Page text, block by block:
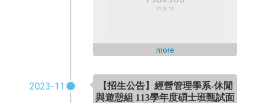
more
2023-11
【招生公告】經營管理學系-休閒
與遊憩組 113學年度碩士班甄試面